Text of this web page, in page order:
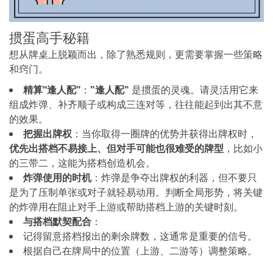
掼蛋高手秘籍
想从牌桌上脱颖而出，除了熟悉规则，更需要掌握一些策略
和窍门。
精算“逢人配” ： "逢人配" 是掼蛋的灵魂。请灵活用它来
组成炸弹、补齐顺子或构成三连对等，往往能起到出其不意
的效果。
把握出牌权 ：当你取得一圈牌的优势并获得出牌权时，
优先出搭档不易接上、但对手可能也很难受的牌型 ，比如小
的三带二，这能为搭档创造机会。
炸弹使用的时机：炸弹是争夺出牌权的利器，但不要只
是为了压制单张或对子就轻易动用。判断全局形势，将关键
的炸弹用在阻止对手上游或帮助搭档上游的关键时刻。
与搭档默契配合 ：
记得留意搭档报出的剩余牌数，这通常是重要的信号。
根据自己在牌局中的位置（上游、二游等）调整策略。